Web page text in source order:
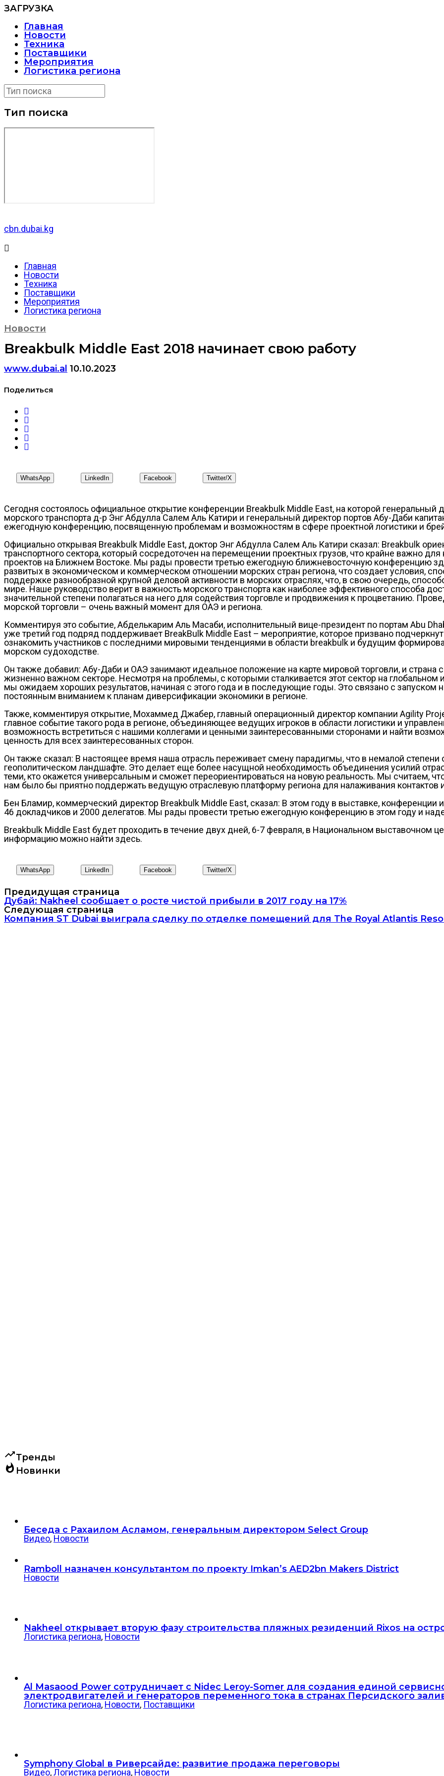
ЗАГРУЗКА
Главная
Новости
Техника
Поставщики
Мероприятия
Логистика региона
Тип поиска
cbn.dubai.kg
Главная
Новости
Техника
Поставщики
Мероприятия
Логистика региона
Новости
Breakbulk Middle East 2018 начинает свою работу
www.dubai.al 10.10.2023
Поделиться
WhatsApp LinkedIn Facebook Twitter/X
Сегодня состоялось официальное открытие конференции Breakbulk Middle East, на которой генеральный
морского транспорта д-р Энг Абдулла Салем Аль Катири и генеральный директор портов Абу-Даби
ежегодную конференцию, посвященную проблемам и возможностям в сфере проектной логистики и
Официально открывая Breakbulk Middle East, доктор Энг Абдулла Салем Аль Катири сказал: Breakbulk
транспортного сектора, который сосредоточен на перемещении проектных грузов, что крайне важно
проектов на Ближнем Востоке. Мы рады провести третью ежегодную ближневосточную конференцию
развитых в экономическом и коммерческом отношении морских стран региона, что создает условия,
поддержке разнообразной крупной деловой активности в морских отраслях, что, в свою очередь,
мире. Наше руководство верит в важность морского транспорта как наиболее эффективного способа
значительной степени полагаться на него для содействия торговле и продвижения к процветанию.
морской торговли – очень важный момент для ОАЭ и региона.
Комментируя это событие, Абделькарим Аль Масаби, исполнительный вице-президент по портам Abu
уже третий год подряд поддерживает BreakBulk Middle East – мероприятие, которое призвано
ознакомить участников с последними мировыми тенденциями в области breakbulk и будущим
морском судоходстве.
Он также добавил: Абу-Даби и ОАЭ занимают идеальное положение на карте мировой торговли, и
жизненно важном секторе. Несмотря на проблемы, с которыми сталкивается этот сектор на
мы ожидаем хороших результатов, начиная с этого года и в последующие годы. Это связано с запуском
постоянным вниманием к планам диверсификации экономики в регионе.
Также, комментируя открытие, Мохаммед Джабер, главный операционный директор компании Agility
главное событие такого рода в регионе, объединяющее ведущих игроков в области логистики и
возможность встретиться с нашими коллегами и ценными заинтересованными сторонами и найти
ценность для всех заинтересованных сторон.
Он также сказал: В настоящее время наша отрасль переживает смену парадигмы, что в немалой
геополитическом ландшафте. Это делает еще более насущной необходимость объединения усилий
теми, кто окажется универсальным и сможет переориентироваться на новую реальность. Мы считаем,
нам было бы приятно поддержать ведущую отраслевую платформу региона для налаживания контактов
Бен Бламир, коммерческий директор Breakbulk Middle East, сказал: В этом году в выставке, конференции
46 докладчиков и 2000 делегатов. Мы рады провести третью ежегодную конференцию в этом году и
Breakbulk Middle East будет проходить в течение двух дней, 6-7 февраля, в Национальном выставочном
информацию можно найти здесь.
WhatsApp LinkedIn Facebook Twitter/X
Предидущая страница
Дубай: Nakheel сообщает о росте чистой прибыли в 2017 году на 17%
Следующая страница
Компания ST Dubai выиграла сделку по отделке помещений для The Royal Atlantis
trending_upТренды
whatshot Новинки
Беседа с Рахаилом Асламом, генеральным директором Select Group
Видео, Новости
Ramboll назначен консультантом по проекту Imkan’s AED2bn Makers District
Новости
Nakheel открывает вторую фазу строительства пляжных резиденций Rixos на
Логистика региона, Новости
Al Masaood Power сотрудничает с Nidec Leroy-Somer для создания единой
электродвигателей и генераторов переменного тока в странах Персидского
Логистика региона, Новости, Поставщики
Symphony Global в Риверсайде: развитие продажа переговоры
Видео,Логистика региона, Новости